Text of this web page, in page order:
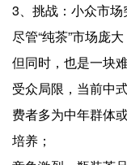
3、挑战：小众市
尽管“纯茶”市场庞
但同时，也是一块
受众局限，当前中
费者多为中年群体
培养；